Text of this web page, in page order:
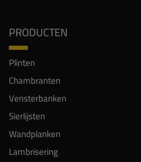
PRODUCTEN
Plinten
Chambranten
Vensterbanken
Sierlijsten
Wandplanken
Lambrisering